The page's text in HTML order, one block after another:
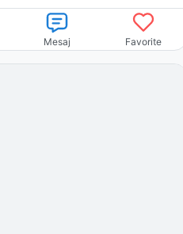
Mesaj Favorite